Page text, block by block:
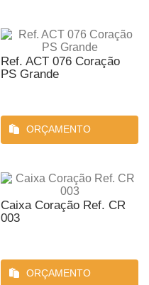
Ref. ACT 076 Coração
PS Grande
ORÇAMENTO
Caixa Coração Ref. CR
003
ORÇAMENTO